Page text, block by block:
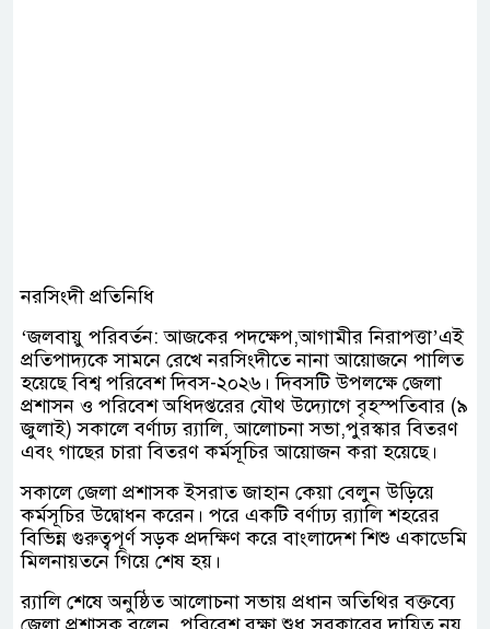
নরসিংদী প্রতিনিধি
‘জলবায়ু পরিবর্তন: আজকের পদক্ষেপ,আগামীর নিরাপত্তা’এই
প্রতিপাদ্যকে সামনে রেখে নরসিংদীতে নানা আয়োজনে পালিত
হয়েছে বিশ্ব পরিবেশ দিবস-২০২৬। দিবসটি উপলক্ষে জেলা
প্রশাসন ও পরিবেশ অধিদপ্তরের যৌথ উদ্যোগে বৃহস্পতিবার (৯
জুলাই) সকালে বর্ণাঢ্য র‍্যালি, আলোচনা সভা,পুরস্কার বিতরণ
এবং গাছের চারা বিতরণ কর্মসূচির আয়োজন করা হয়েছে।
সকালে জেলা প্রশাসক ইসরাত জাহান কেয়া বেলুন উড়িয়ে
কর্মসূচির উদ্বোধন করেন। পরে একটি বর্ণাঢ্য র‍্যালি শহরের
বিভিন্ন গুরুত্বপূর্ণ সড়ক প্রদক্ষিণ করে বাংলাদেশ শিশু একাডেমি
মিলনায়তনে গিয়ে শেষ হয়।
র‍্যালি শেষে অনুষ্ঠিত আলোচনা সভায় প্রধান অতিথির বক্তব্যে